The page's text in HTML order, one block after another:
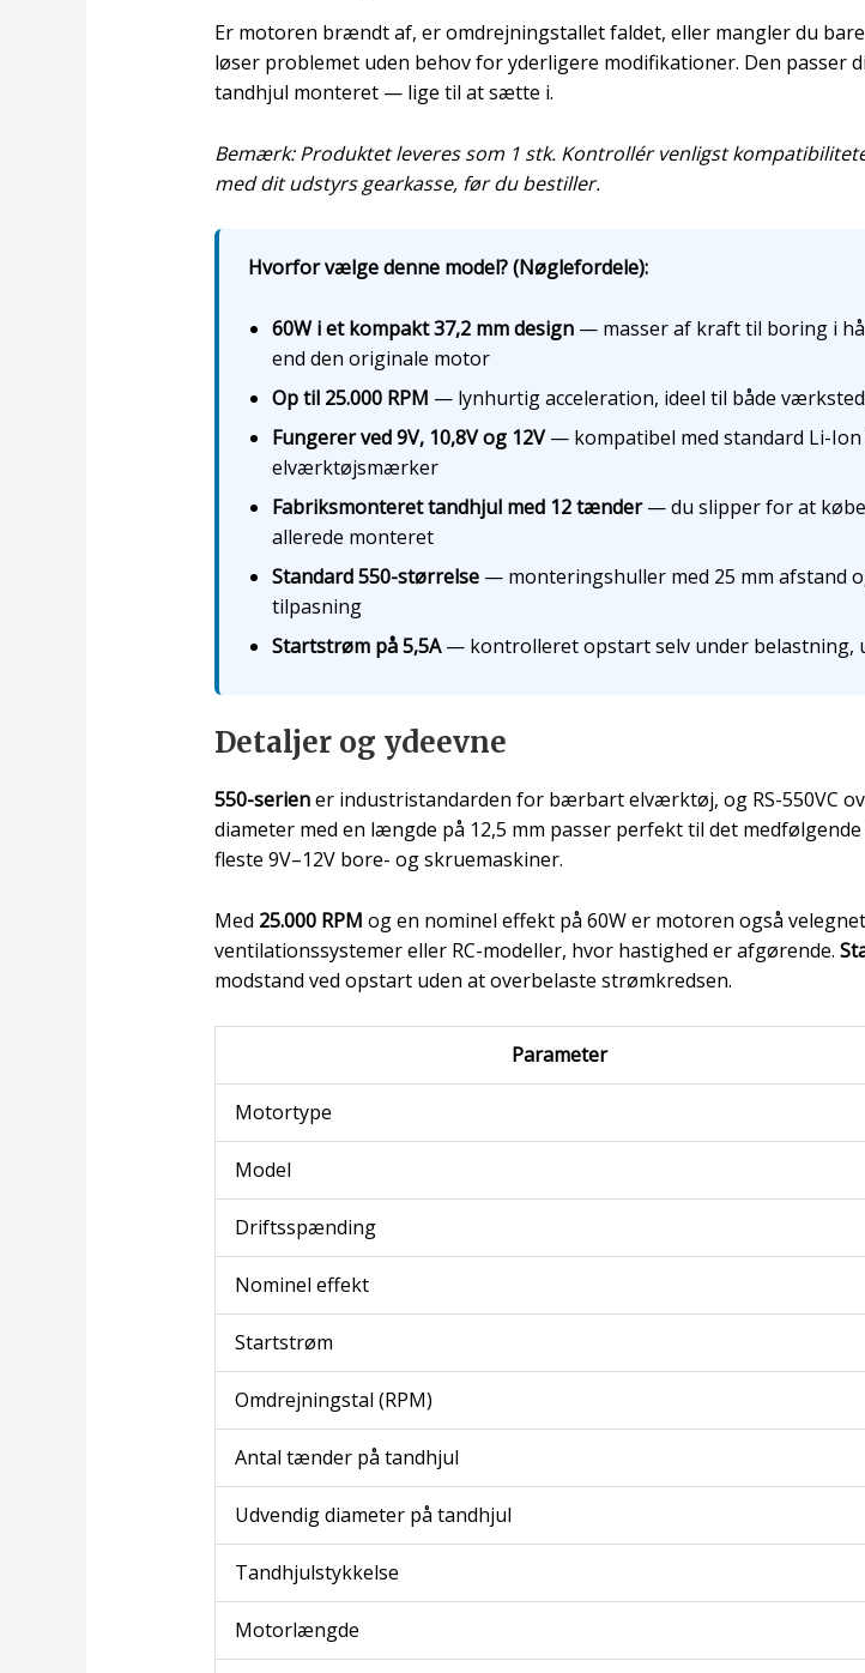
Er motoren brændt af, er omdrejningstallet faldet, eller mangler du
løser problemet uden behov for yderligere modifikationer. Den passer
tandhjul monteret — lige til at sætte i.
Bemærk: Produktet leveres som 1 stk. Kontrollér venligst
med dit udstyrs gearkasse, før du bestiller.
Hvorfor vælge denne model? (Nøglefordele):
60W i et kompakt 37,2 mm design— masser af kraft til boring i
end den originale motor
Op til 25.000 RPM — lynhurtig acceleration, ideel til både
Fungerer ved 9V, 10,8V og 12V— kompatibel med standard Li-
elværktøjsmærker
Fabriksmonteret tandhjul med 12 tænder— du slipper for at købe
allerede monteret
Standard 550-størrelse— monteringshuller med 25 mm afstand
tilpasning
Startstrøm på 5,5A— kontrolleret opstart selv under belastning,
Detaljer og ydeevne
550-seriener industristandarden for bærbart elværktøj, og RS-550VC
diameter med en længde på 12,5 mm passer perfekt til det
fleste 9V–12V bore- og skruemaskiner.
Med 25.000 RPM og en nominel effekt på 60W er motoren også
ventilationssystemer eller RC-modeller, hvor hastighed er afgørende.
modstand ved opstart uden at overbelaste strømkredsen.
Parameter
Motortype
Model
Driftsspænding
Nominel effekt
Startstrøm
Omdrejningstal (RPM)
Antal tænder på tandhjul
Udvendig diameter på tandhjul
Tandhjulstykkelse
Motorlængde